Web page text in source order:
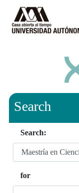
Search
Search:
for